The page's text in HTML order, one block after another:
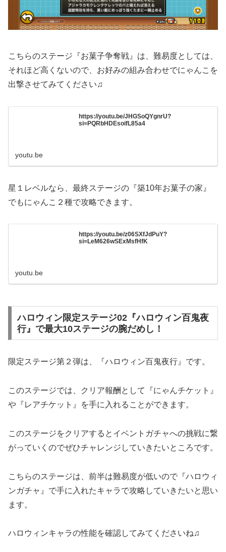
こちらのステージ『お菓子争奪戦』は、難易度としては、
それほど高くないので、お好みの組み合わせでにゃんこを
出撃させてみてください♫
https://youtu.be/JHGSoQYgnrU?
si=PQRbHDEsoifL85a4
youtu.be
星１レベルなら、最終ステージの『築10年お菓子の家』
でもにゃんこ２種で攻略できます。
https://youtu.be/z06SXfJdPuY?
si=LeM626wSExMsfHfK
youtu.be
ハロウィン限定ステージ02『ハロウィン百鬼夜
行』で最大10ステージの腕だめし！
限定ステージ第２弾は、『ハロウィン百鬼夜行』です。
このステージでは、クリア報酬として『にゃんチケット』
や『レアチケット』を手に入れることができます。
このステージをクリアするとイベントガチャへの挑戦に繋
がっていくのでぜひチャレンジしていきたいところです。
こちらのステージは、前半は難易度が低いので『ハロウィ
ンガチャ』で手に入れたキャラで攻略していきたいと思い
ます。
ハロウィンキャラの性能を確認してみてくださいね♫